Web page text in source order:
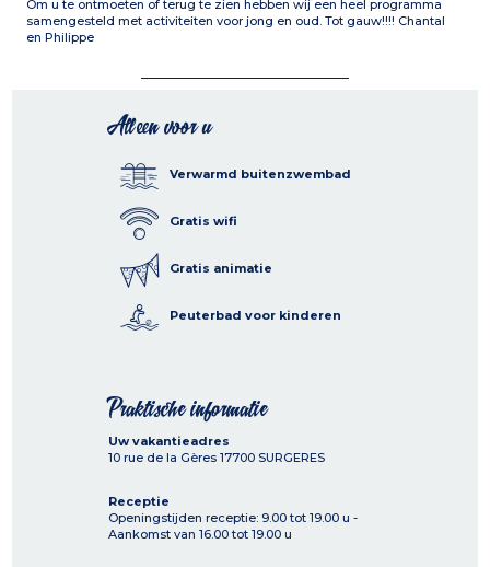
Om u te ontmoeten of terug te zien hebben wij een heel programma
samengesteld met activiteiten voor jong en oud. Tot gauw!!!! Chantal
en Philippe
Alleen voor u
Verwarmd buitenzwembad
Gratis wifi
Gratis animatie
Peuterbad voor kinderen
Praktische informatie
Uw vakantieadres
10 rue de la Gères 17700 SURGERES
Receptie
Openingstijden receptie: 9.00 tot 19.00 u -
Aankomst van 16.00 tot 19.00 u